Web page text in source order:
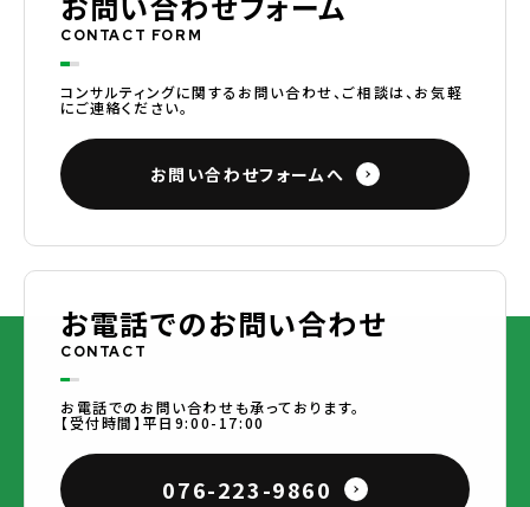
CONTACT FORM
コンサルティングに関するお問い合わせ、ご相談は、お気軽
にご連絡ください。
お問い合わせフォームへ
お電話でのお問い合わせ
CONTACT
お電話でのお問い合わせも承っております。
【受付時間】平日9:00-17:00
076-223-9860